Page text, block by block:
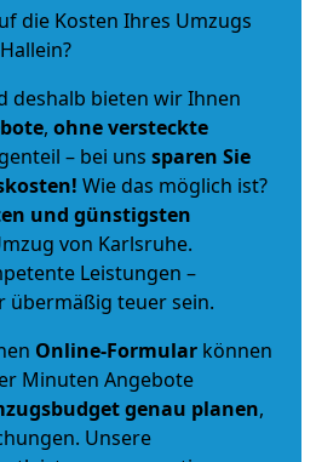
die Kosten Ihres Umzugs
deshalb bieten wir Ihnen
, ohne versteckte
– bei uns sparen Sie
Wie das möglich ist?
und günstigsten
von Karlsruhe.
Leistungen –
übermäßig teuer sein.
Online-Formular können
Minuten Angebote
genau planen,
Unsere